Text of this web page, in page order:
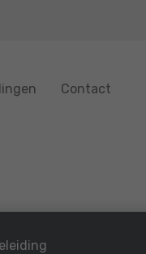
Contact